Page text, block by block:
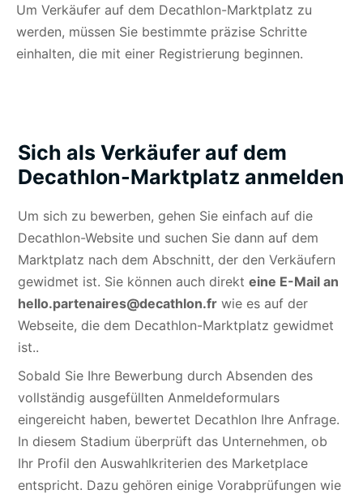
Um Verkäufer auf dem Decathlon-Marktplatz zu
werden, müssen Sie bestimmte präzise Schritte
einhalten, die mit einer Registrierung beginnen.
Sich als Verkäufer auf dem
Decathlon-Marktplatz anmelden
Um sich zu bewerben, gehen Sie einfach auf die
Decathlon-Website und suchen Sie dann auf dem
Marktplatz nach dem Abschnitt, der den Verkäufern
gewidmet ist. Sie können auch direkteine E-Mail an
hello.partenaires@decathlon.fr wie es auf der
Webseite, die dem Decathlon-Marktplatz gewidmet
ist..
Sobald Sie Ihre Bewerbung durch Absenden des
vollständig ausgefüllten Anmeldeformulars
eingereicht haben, bewertet Decathlon Ihre Anfrage.
In diesem Stadium überprüft das Unternehmen, ob
Ihr Profil den Auswahlkriterien des Marketplace
entspricht. Dazu gehören einige Vorabprüfungen wie